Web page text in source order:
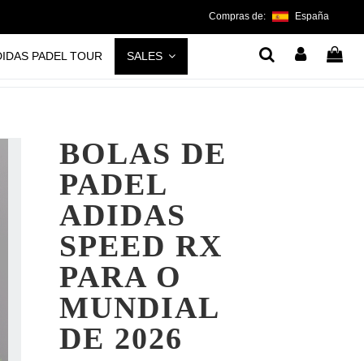
Compras de: España
PADEL TOUR SALES
BOLAS DE
PADEL
ADIDAS
SPEED RX
PARA O
MUNDIAL
DE 2026